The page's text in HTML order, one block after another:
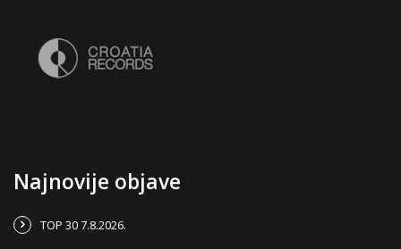
Najnovije objave
TOP 30 7.8.2026.